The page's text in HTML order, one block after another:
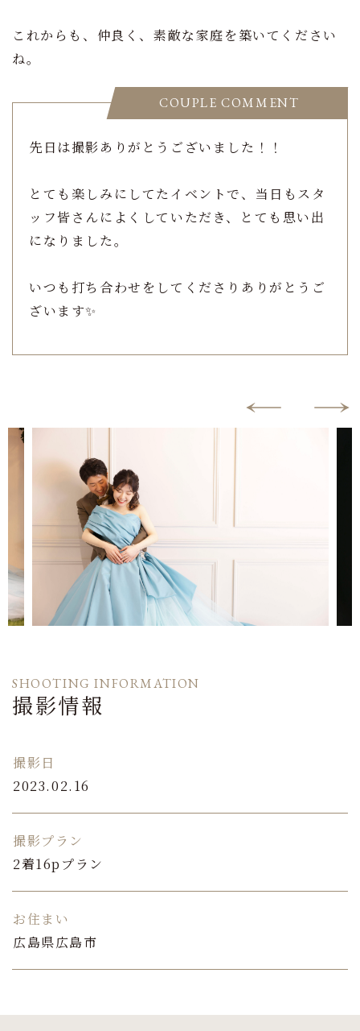
これからも、仲良く、素敵な家庭を築いてください
ね。
COUPLE COMMENT
先日は撮影ありがとうございました！！
とても楽しみにしてたイベントで、当日もスタ
ッフ皆さんによくしていただき、とても思い出
になりました。
いつも打ち合わせをしてくださりありがとうご
ざいます✨
SHOOTING INFORMATION
撮影情報
撮影日
2023.02.16
撮影プラン
2着16pプラン
お住まい
広島県広島市